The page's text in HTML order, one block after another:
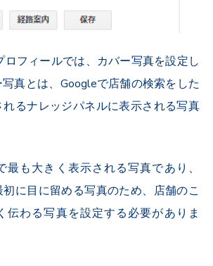
ロフィールでは、カバー写真を設定し
真とは、Googleで店舗の検索をした
るナレッジパネルに表示される写真
最も大きく表示される写真であり、
に目に留める写真のため、店舗のこ
伝わる写真を設定する必要がありま